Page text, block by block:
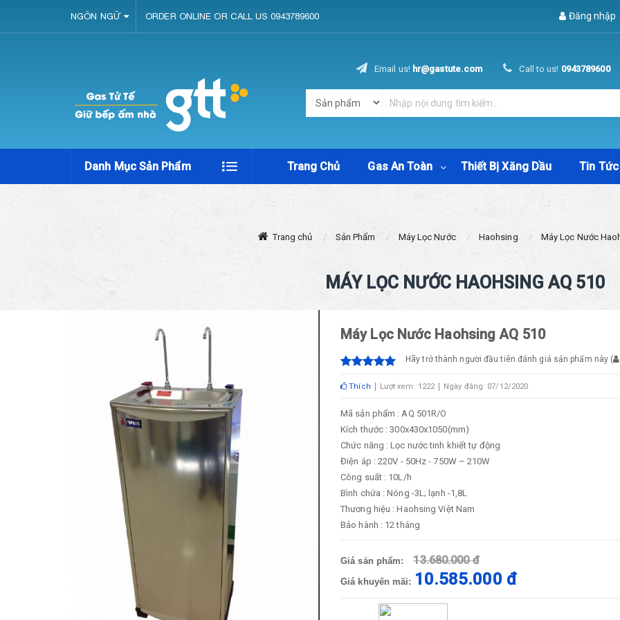
NGÔN NGỮ ORDER ONLINE OR CALL US 0943789600 Đăng nhập
Email us! hr@gastute.com Call to us! 0943789600
Danh Mục Sản Phẩm Trang Chủ Gas An Toàn Thiết Bị Xăng Dầu Tin Tức
Trang chủ Sản Phẩm Máy Lọc Nước Haohsing Máy Lọc Nước
MÁY LỌC NƯỚC HAOHSING AQ 510
Máy Lọc Nước Haohsing AQ 510
Hãy trở thành người đầu tiên đánh giá sản phẩm này (
Thích Lượt xem: 1222 Ngày đăng: 07/12/2020
Mã sản phẩm : AQ 501R/O
Kích thước : 300x430x1050(mm)
Chức năng : Lọc nước tinh khiết tự động
Điện áp : 220V - 50Hz - 750W – 210W
Công suất : 10L/h
Bình chứa : Nóng -3L; lạnh -1,8L
Thương hiệu : Haohsing Việt Nam
Bảo hành : 12 tháng
Giá sản phẩm: 13.680.000 đ
Giá khuyến mãi: 10.585.000 đ